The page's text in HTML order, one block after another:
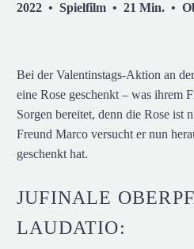
2022 • Spielfilm • 21 Min. •
Bei der Valentinstags-Aktion an
eine Rose geschenkt – was ihrem
Sorgen bereitet, denn die Rose ist
Freund Marco versucht er nun
geschenkt hat.
JUFINALE
LAUDATIO: